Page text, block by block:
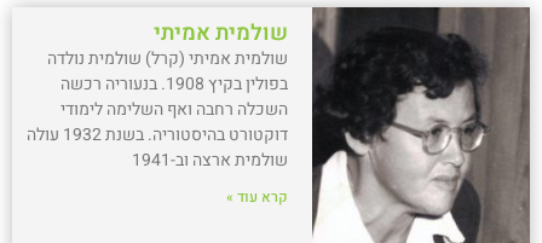
שולמית אמיתי
שולמית אמיתי (קרל) שולמית נולדה
בפולין בקיץ 1908. בנעוריה רכשה
השכלה רחבה ואף השלימה לימודי
דוקטורט בהיסטוריה. בשנת 1932 עולה
שולמית ארצה וב-1941
קרא עוד »